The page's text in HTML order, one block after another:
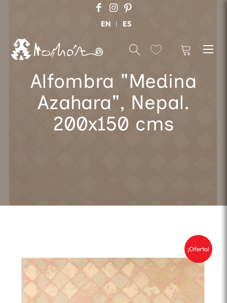
EN ES
Alfombra "Medina
Azahara", Nepal.
200x150 cms
¡Oferta!